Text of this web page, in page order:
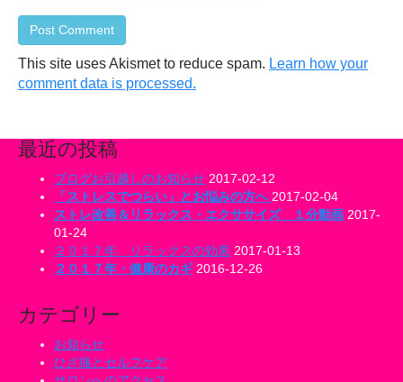
This site uses Akismet to reduce spam. Learn how your
comment data is processed.
最近の投稿
ブログお引越しのお知らせ 2017-02-12
「ストレスでつらい」とお悩みの方へ 2017-02-04
ストレ改善＆リラックス・エクササイズ １分動画 2017-
01-24
２０１７年 リラックスの効果 2017-01-13
２０１７年・健康のカギ 2016-12-26
カテゴリー
お知らせ
ひざ痛とセルフケア